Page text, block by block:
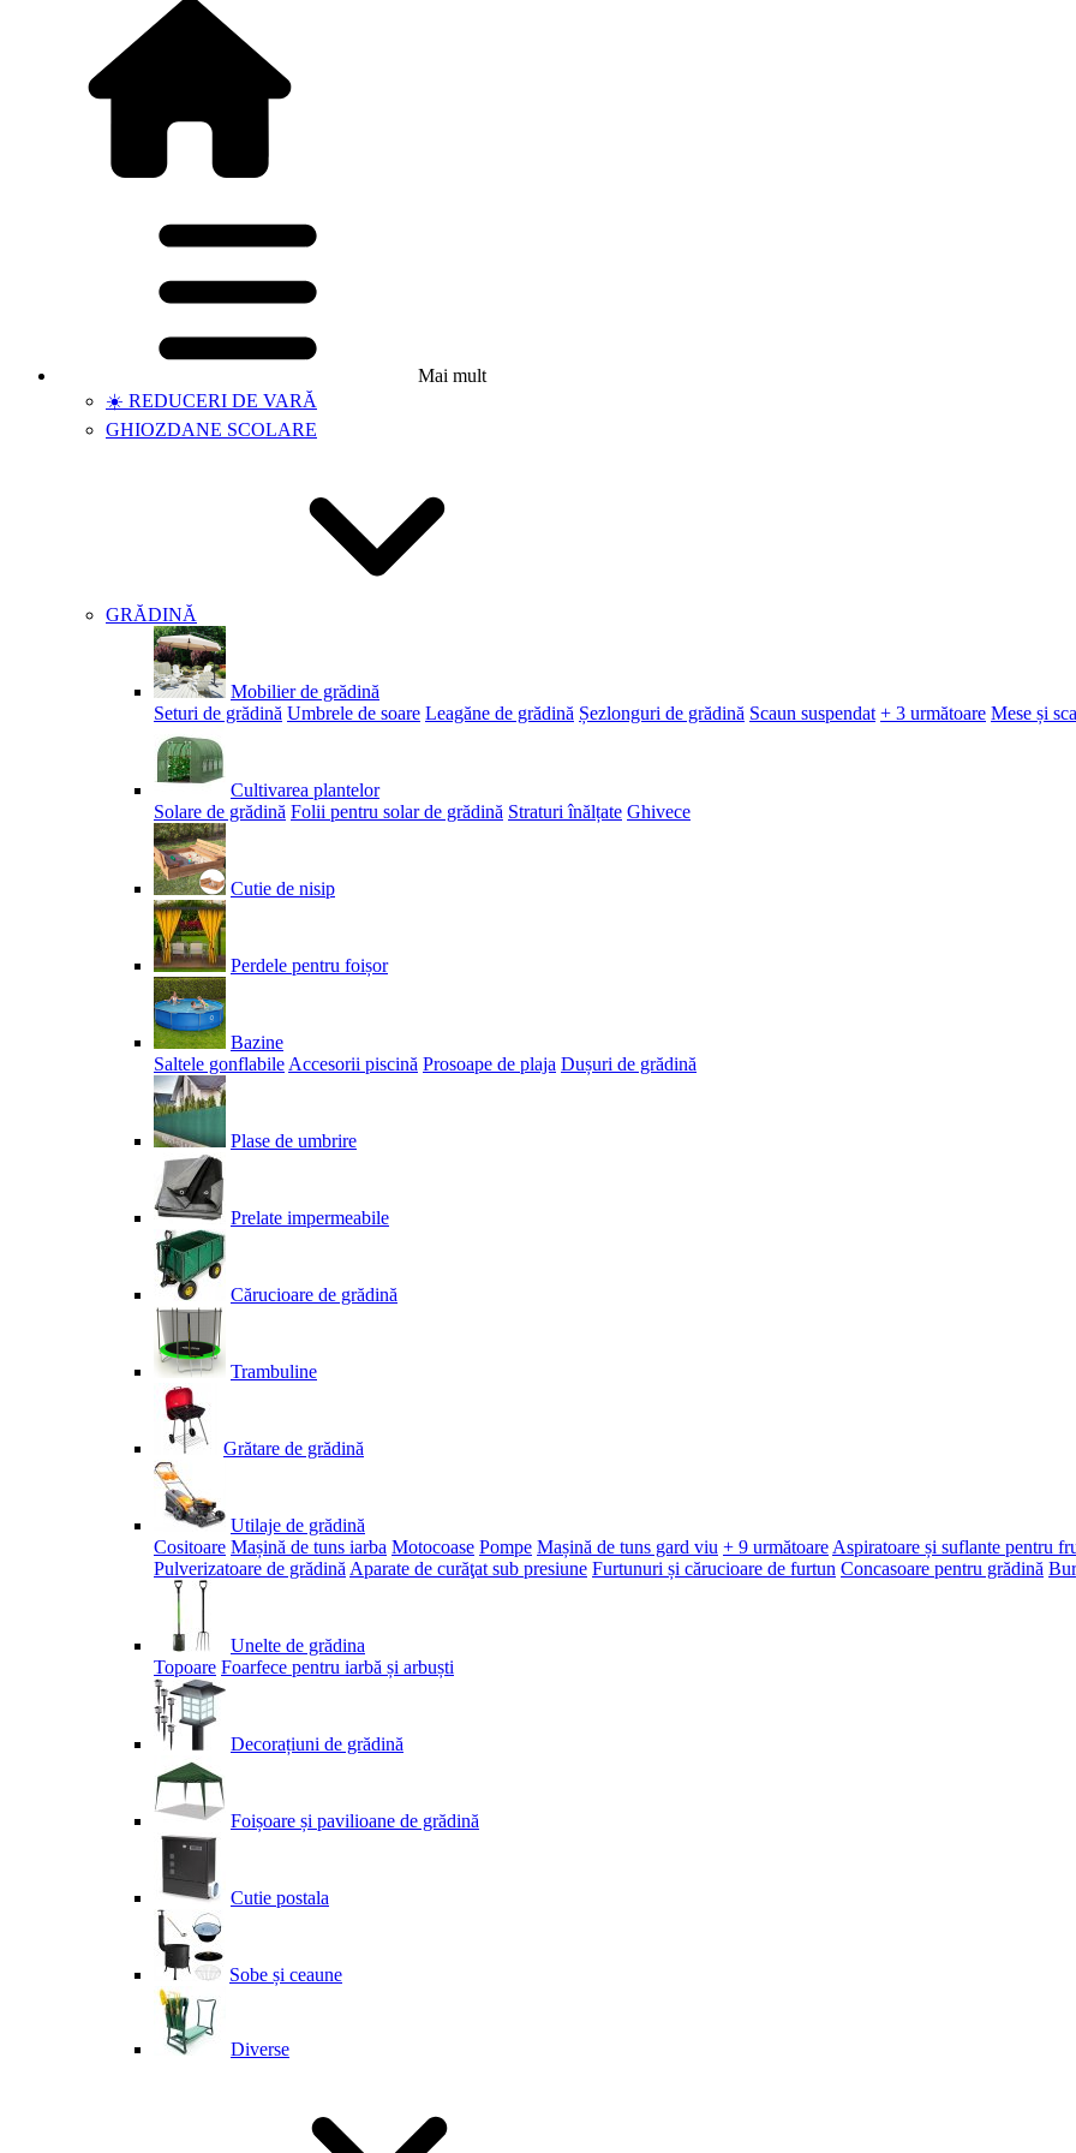
Mai mult
☀️ REDUCERI DE VARĂ
GHIOZDANE SCOLARE
GRĂDINĂ
Mobilier de grădină
Seturi de grădină Umbrele de soare Leagăne de grădină Șezlonguri de grădină Scaun suspendat + 3 următoare Mese și
Cultivarea plantelor
Solare de grădină Folii pentru solar de grădină Straturi înălțate Ghivece
Cutie de nisip
Perdele pentru foișor
Bazine
Saltele gonflabile Accesorii piscină Prosoape de plaja Dușuri de grădină
Plase de umbrire
Prelate impermeabile
Cărucioare de grădină
Trambuline
Grătare de grădină
Utilaje de grădină
Cositoare Mașină de tuns iarba Motocoase Pompe Mașină de tuns gard viu + 9 următoare Aspiratoare și suflante pentru
Pulverizatoare de grădină Aparate de curăţat sub presiune Furtunuri și cărucioare de furtun Concasoare pentru grădină
Unelte de grădina
Topoare Foarfece pentru iarbă și arbuști
Decorațiuni de grădină
Foișoare și pavilioane de grădină
Cutie postala
Sobe și ceaune
Diverse